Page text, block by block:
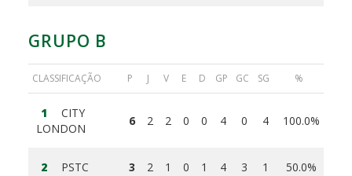
GRUPO B
CLASSIFICAÇÃO P J V E D GP GC SG %
1
CITY
LONDON
6 2 2 0 0 4 0 4 100.0%
2 PSTC 3 2 1 0 1 4 3 1 50.0%